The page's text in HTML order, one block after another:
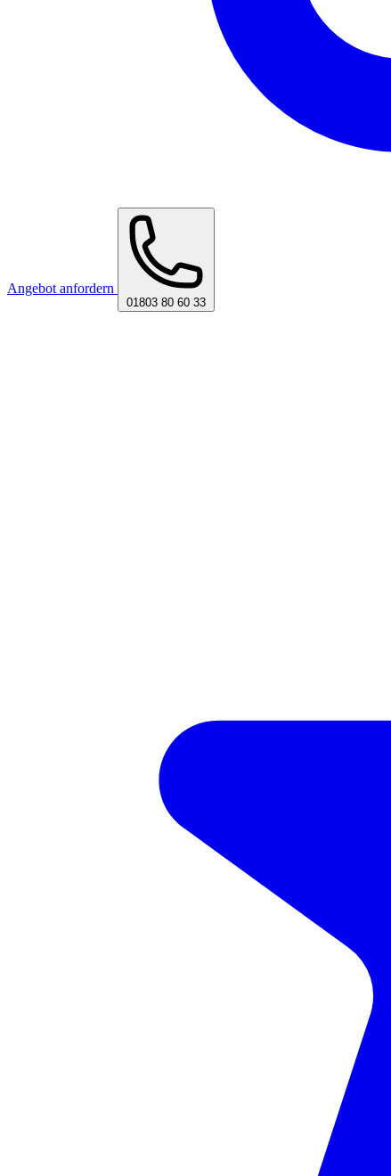
Angebot anfordern
01803 80 60 33